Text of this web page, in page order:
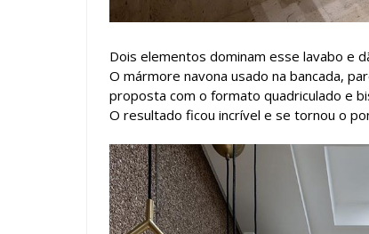
Dois elementos dominam esse lavabo e
O mármore navona usado na bancada,
proposta com o formato quadriculado e
O resultado ficou incrível e se tornou o